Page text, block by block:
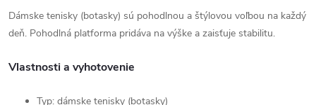
Dámske tenisky (botasky) sú pohodlnou a štýlovou voľbou na každý
deň. Pohodlná platforma pridáva na výške a zaisťuje stabilitu.
Vlastnosti a vyhotovenie
Typ: dámske tenisky (botasky)